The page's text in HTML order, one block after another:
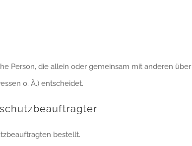
Person, die allein oder gemeinsam mit anderen
o. Ä.) entscheidet.
bestellt.